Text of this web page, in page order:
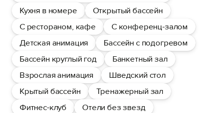
Кухня в номере
Открытый бассейн
С рестораном, кафе
С конференц-залом
Детская анимация
Бассейн с подогревом
Бассейн круглый год
Банкетный зал
Взрослая анимация
Шведский стол
Крытый бассейн
Тренажерный зал
Фитнес-клуб
Отели без звезд